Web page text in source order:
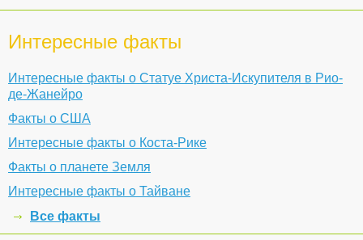
Интересные факты
Интересные факты о Статуе Христа-Искупителя в Рио-
де-Жанейро
Факты о США
Интересные факты о Коста-Рике
Факты о планете Земля
Интересные факты о Тайване
Все факты